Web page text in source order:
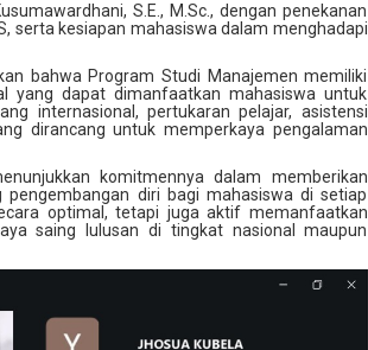
S.E., M.Sc., dengan penekanan
serta kesiapan mahasiswa dalam menghadapi
bahwa Program Studi Manajemen memiliki
yang dapat dimanfaatkan mahasiswa untuk
internasional, pertukaran pelajar, asistensi
dirancang untuk memperkaya pengalaman
komitmennya dalam memberikan
diri bagi mahasiswa di setiap
optimal, tetapi juga aktif memanfaatkan
saing lulusan di tingkat nasional maupun